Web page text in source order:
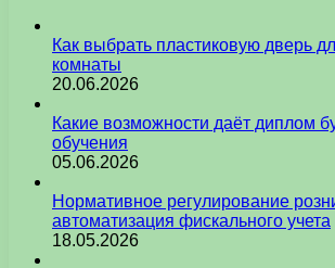
Как выбрать пластиковую дверь
комнаты
20.06.2026
Какие возможности даёт диплом
обучения
05.06.2026
Нормативное регулирование
автоматизация фискального учета
18.05.2026